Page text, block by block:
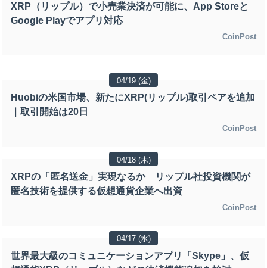
XRP（リップル）で小売業決済が可能に、App Storeと
Google Playでアプリ対応
CoinPost
04/19 (金)
Huobiの米国市場、新たにXRP(リップル)取引ペアを追加
｜取引開始は20日
CoinPost
04/18 (木)
XRPの「匿名送金」実現なるか リップル社投資機関が
匿名技術を提供する仮想通貨企業へ出資
CoinPost
04/17 (水)
世界最大級のコミュニケーションアプリ「Skype」、仮